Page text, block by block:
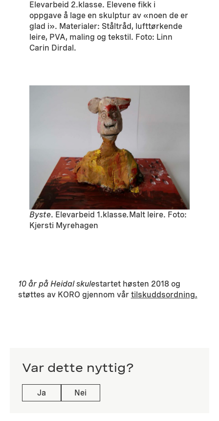
Elevarbeid 2.klasse. Elevene fikk i
oppgave å lage en skulptur av «noen de er
glad i». Materialer: Ståltråd, lufttørkende
leire, PVA, maling og tekstil. Foto: Linn
Carin Dirdal.
Byste. Elevarbeid 1.klasse.Malt leire. Foto:
Kjersti Myrehagen
10 år på Heidal skulestartet høsten 2018 og
støttes av KORO gjennom vår tilskuddsordning.
Var dette nyttig?
Ja Nei